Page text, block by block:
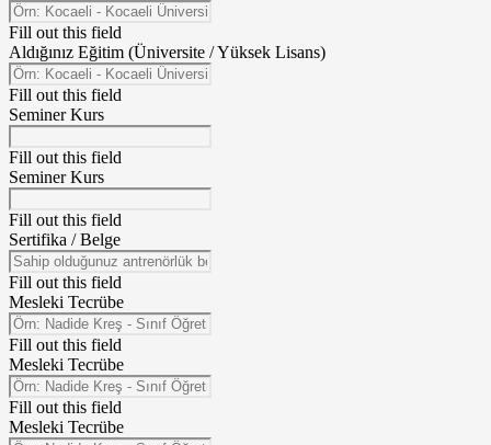
Fill out this field
Aldığınız Eğitim (Üniversite / Yüksek Lisans)
Fill out this field
Seminer Kurs
Fill out this field
Seminer Kurs
Fill out this field
Sertifika / Belge
Fill out this field
Mesleki Tecrübe
Fill out this field
Mesleki Tecrübe
Fill out this field
Mesleki Tecrübe